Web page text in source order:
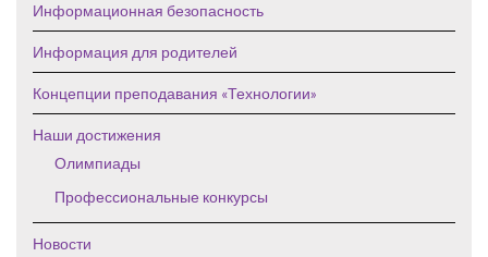
Информационная безопасность
Информация для родителей
Концепции преподавания «Технологии»
Наши достижения
Олимпиады
Профессиональные конкурсы
Новости